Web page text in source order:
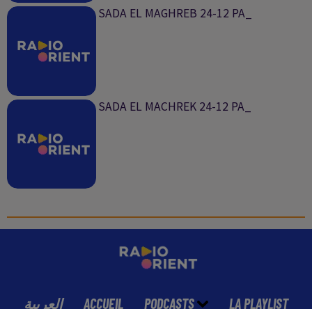
SADA EL MAGHREB 24-12 PA_
SADA EL MACHREK 24-12 PA_
العربية ACCUEIL PODCASTS LA PLAYLIST